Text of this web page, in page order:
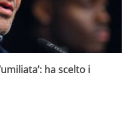
ha scelto i